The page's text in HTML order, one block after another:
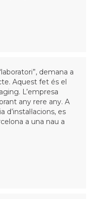
demana a
Aquest fet és el
L’empresa
any rere any. A
es
a una nau a